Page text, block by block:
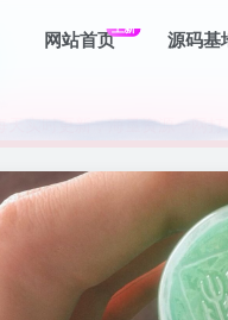
网站首页
上新
源码基
天实时更新，海量资源一网打
目 + 低成本创业 + 减少信息
天实时更新，海量资源一网打